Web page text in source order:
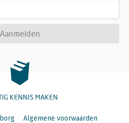
Aanmelden
KENNIS MAKEN
Algemene voorwaarden